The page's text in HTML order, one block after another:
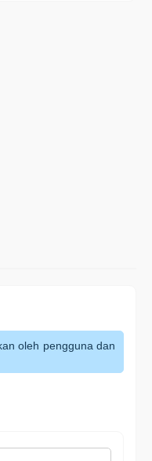
oleh pengguna dan